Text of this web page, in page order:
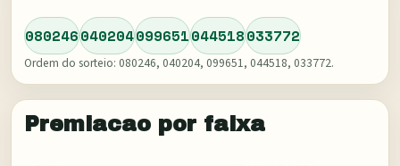
080246040204099651044518033772
Ordem do sorteio: 080246, 040204, 099651, 044518, 033772.
Premiacao por faixa